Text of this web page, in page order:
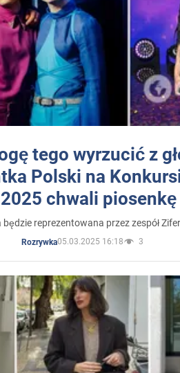
tego wyrzucić z
Polski na
chwali
będzie reprezentowana przez zespół
Rozrywka05.03.2025 16:18 3